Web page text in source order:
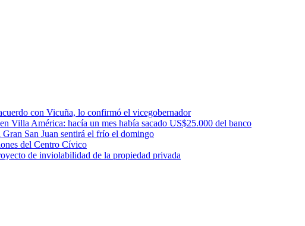
con Vicuña, lo confirmó el vicegobernador
Villa América: hacía un mes había sacado US$25.000 del banco
San Juan sentirá el frío el domingo
del Centro Cívico
de inviolabilidad de la propiedad privada